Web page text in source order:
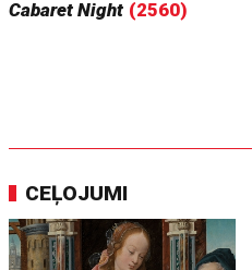
Cabaret Night (2560)
CEĻOJUMI